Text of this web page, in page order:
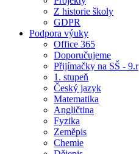
Z historie školy
GDPR
Podpora výuky
Office 365
Doporučujeme
Přijímačky na SŠ - 9.r
1. stupeň
Český jazyk
Matematika
Angličtina
Fyzika
Zeměpis
Chemie